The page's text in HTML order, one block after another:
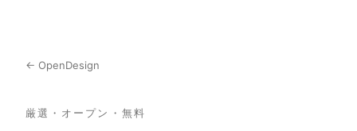
← OpenDesign
厳選・オープン・無料